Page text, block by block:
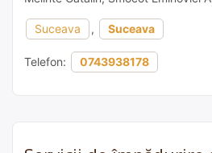
Suceava , Suceava
Telefon: 0743938178